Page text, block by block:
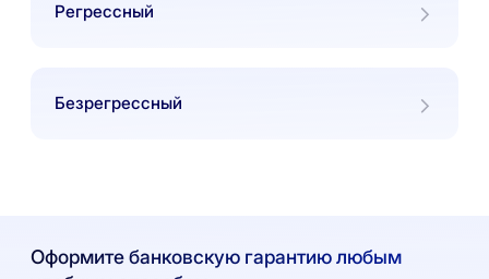
Регрессный
Безрегрессный
Оформите банковскую гарантию любым